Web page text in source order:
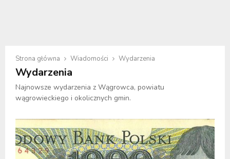
Strona główna Wiadomości Wydarzenia
Wydarzenia
Najnowsze wydarzenia z Wągrowca, powiatu
wągrowieckiego i okolicznych gmin.